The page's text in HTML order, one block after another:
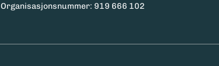
Organisasjonsnummer: 919 666 102